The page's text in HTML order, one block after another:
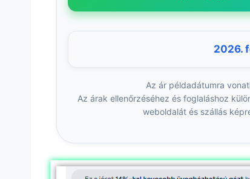
2026.
Az ár példadátumra
Az árak ellenőrzéséhez és foglaláshoz
weboldalát és szállás